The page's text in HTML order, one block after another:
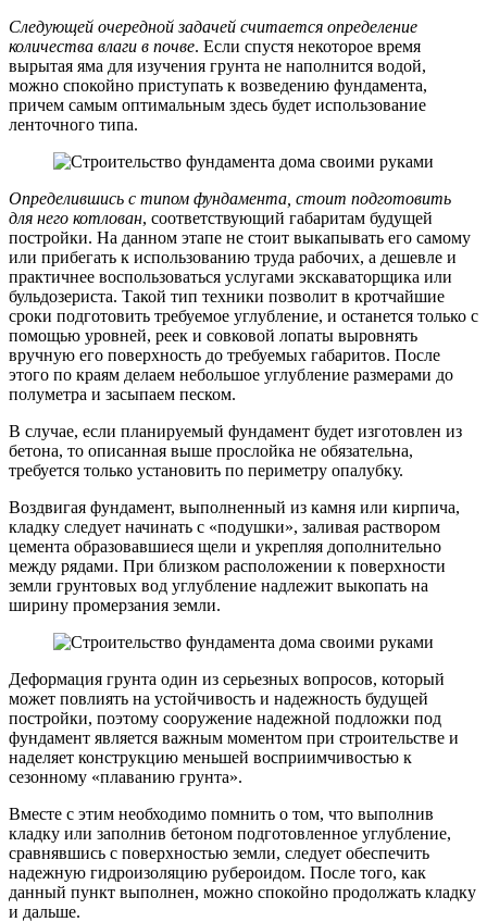
Следующей очередной задачей считается определение
количества влаги в почве. Если спустя некоторое время
вырытая яма для изучения грунта не наполнится водой,
можно спокойно приступать к возведению фундамента,
причем самым оптимальным здесь будет использование
ленточного типа.
Определившись с типом фундамента, стоит подготовить
для него котлован, соответствующий габаритам будущей
постройки. На данном этапе не стоит выкапывать его самому
или прибегать к использованию труда рабочих, а дешевле и
практичнее воспользоваться услугами экскаваторщика или
бульдозериста. Такой тип техники позволит в кротчайшие
сроки подготовить требуемое углубление, и останется только с
помощью уровней, реек и совковой лопаты выровнять
вручную его поверхность до требуемых габаритов. После
этого по краям делаем небольшое углубление размерами до
полуметра и засыпаем песком.
В случае, если планируемый фундамент будет изготовлен из
бетона, то описанная выше прослойка не обязательна,
требуется только установить по периметру опалубку.
Воздвигая фундамент, выполненный из камня или кирпича,
кладку следует начинать с «подушки», заливая раствором
цемента образовавшиеся щели и укрепляя дополнительно
между рядами. При близком расположении к поверхности
земли грунтовых вод углубление надлежит выкопать на
ширину промерзания земли.
Деформация грунта один из серьезных вопросов, который
может повлиять на устойчивость и надежность будущей
постройки, поэтому сооружение надежной подложки под
фундамент является важным моментом при строительстве и
наделяет конструкцию меньшей восприимчивостью к
сезонному «плаванию грунта».
Вместе с этим необходимо помнить о том, что выполнив
кладку или заполнив бетоном подготовленное углубление,
сравнявшись с поверхностью земли, следует обеспечить
надежную гидроизоляцию рубероидом. После того, как
данный пункт выполнен, можно спокойно продолжать кладку
и дальше.